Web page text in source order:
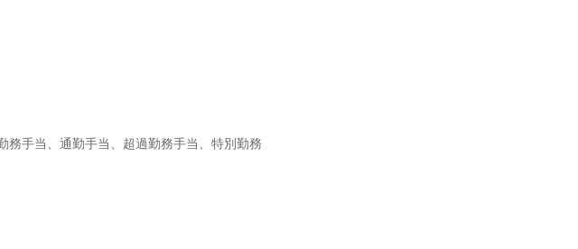
務手当、通勤手当、超過勤務手当、特別勤務